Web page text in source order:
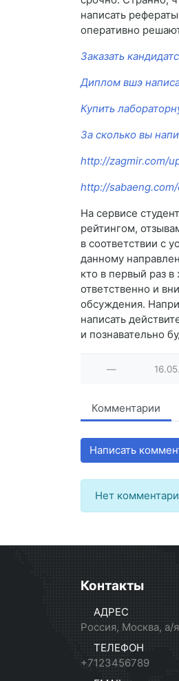
написать
оперативно
Заказать
Диплом вшэ
Купить
За сколько вы
http://zagmir.com/
http://
На сервисе
рейтингом,
в соответствии с
данному
кто в первый раз
ответственно и
обсуждения.
написать
и познавательно
—
Комментарии
Написать
Нет
Контакты
АДРЕС
Россия, Москва, а/
ТЕЛЕФОН
+7123456789